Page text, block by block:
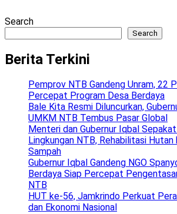
Search
Search
Berita Terkini
Pemprov NTB Gandeng Unram, 22
Percepat Program Desa Berdaya
Bale Kita Resmi Diluncurkan,
UMKM NTB Tembus Pasar Global
Menteri dan Gubernur Iqbal
Lingkungan NTB, Rehabilitasi
Sampah
Gubernur Iqbal Gandeng NGO
Berdaya Siap Percepat
NTB
HUT ke-56, Jamkrindo Perkuat
dan Ekonomi Nasional